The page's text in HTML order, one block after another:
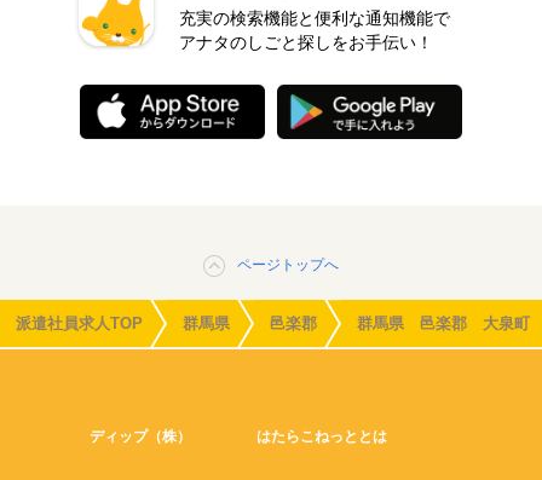
充実の検索機能と便利な通知機能で
アナタのしごと探しをお手伝い！
ページトップへ
派遣社員求人TOP 群馬県 邑楽郡 群馬県 邑楽郡 大泉町
ディップ（株） はたらこねっととは